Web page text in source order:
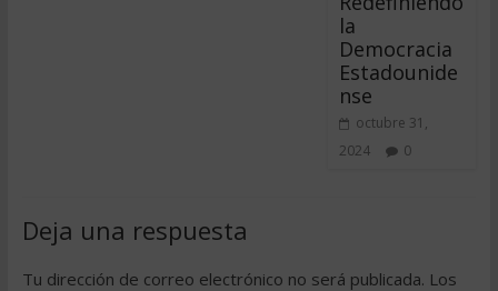
la
Democracia
Estadounide
nse
octubre 31,
2024
0
Deja una respuesta
Tu dirección de correo electrónico no será publicada. Los